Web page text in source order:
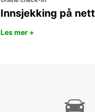
Innsjekking på nett
Les mer +